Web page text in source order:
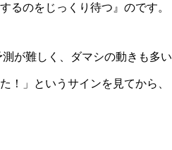
るのをじっくり待つ』のです。
が難しく、ダマシの動きも多い
！」というサインを見てから、